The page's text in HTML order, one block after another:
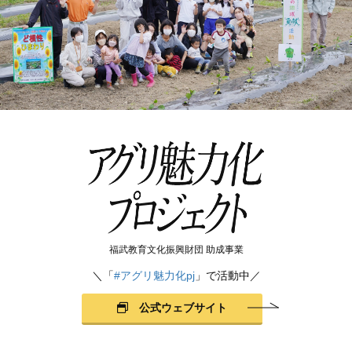
福武教育文化振興財団 助成事業
＼「#アグリ魅力化pj」で活動中／
公式ウェブサイト